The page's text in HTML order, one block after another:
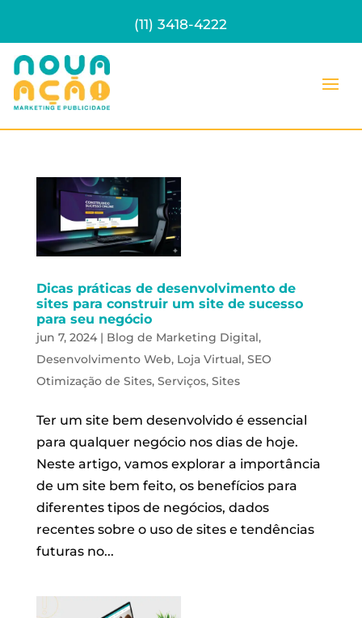
(11) 3418-4222
Dicas práticas de desenvolvimento de
sites para construir um site de sucesso
para seu negócio
jun 7, 2024| Blog de Marketing Digital,
Desenvolvimento Web, Loja Virtual, SEO
Otimização de Sites, Serviços, Sites
Ter um site bem desenvolvido é essencial
para qualquer negócio nos dias de hoje.
Neste artigo, vamos explorar a importância
de um site bem feito, os benefícios para
diferentes tipos de negócios, dados
recentes sobre o uso de sites e tendências
futuras no...